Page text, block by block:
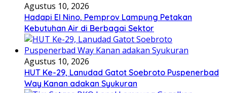
Agustus 10, 2026
Hadapi El Nino, Pemprov Lampung Petakan
Kebutuhan Air di Berbagai Sektor
Agustus 10, 2026
HUT Ke-29, Lanudad Gatot Soebroto Puspenerbad
Way Kanan adakan Syukuran